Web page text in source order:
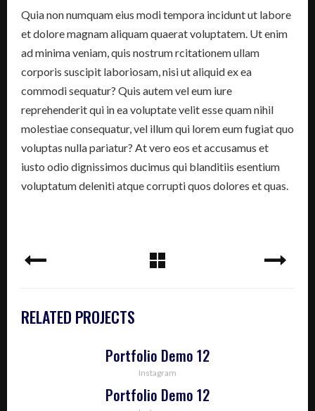
Quia non numquam eius modi tempora incidunt ut labore
et dolore magnam aliquam quaerat voluptatem. Ut enim
ad minima veniam, quis nostrum rcitationem ullam
corporis suscipit laboriosam, nisi ut aliquid ex ea
commodi sequatur? Quis autem vel eum iure
reprehenderit qui in ea voluptate velit esse quam nihil
molestiae consequatur, vel illum qui lorem eum fugiat quo
voluptas nulla pariatur? At vero eos et accusamus et
iusto odio dignissimos ducimus qui blanditiis esentium
voluptatum deleniti atque corrupti quos dolores et quas.
RELATED PROJECTS
Portfolio Demo 12
Instagram
Portfolio Demo 12